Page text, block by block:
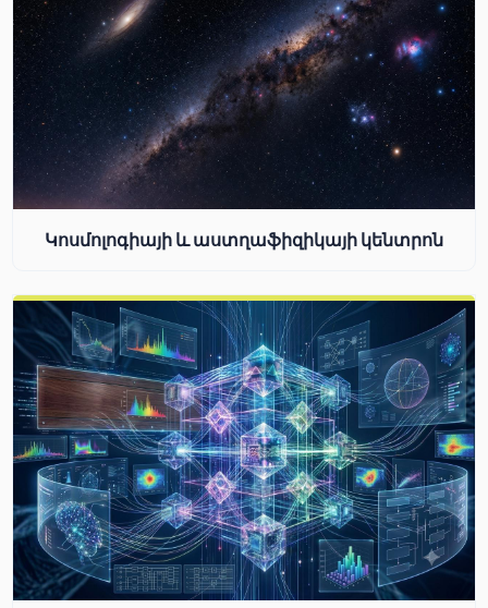
Կոսմոլոգիայի և աստղաֆիզիկայի կենտրոն